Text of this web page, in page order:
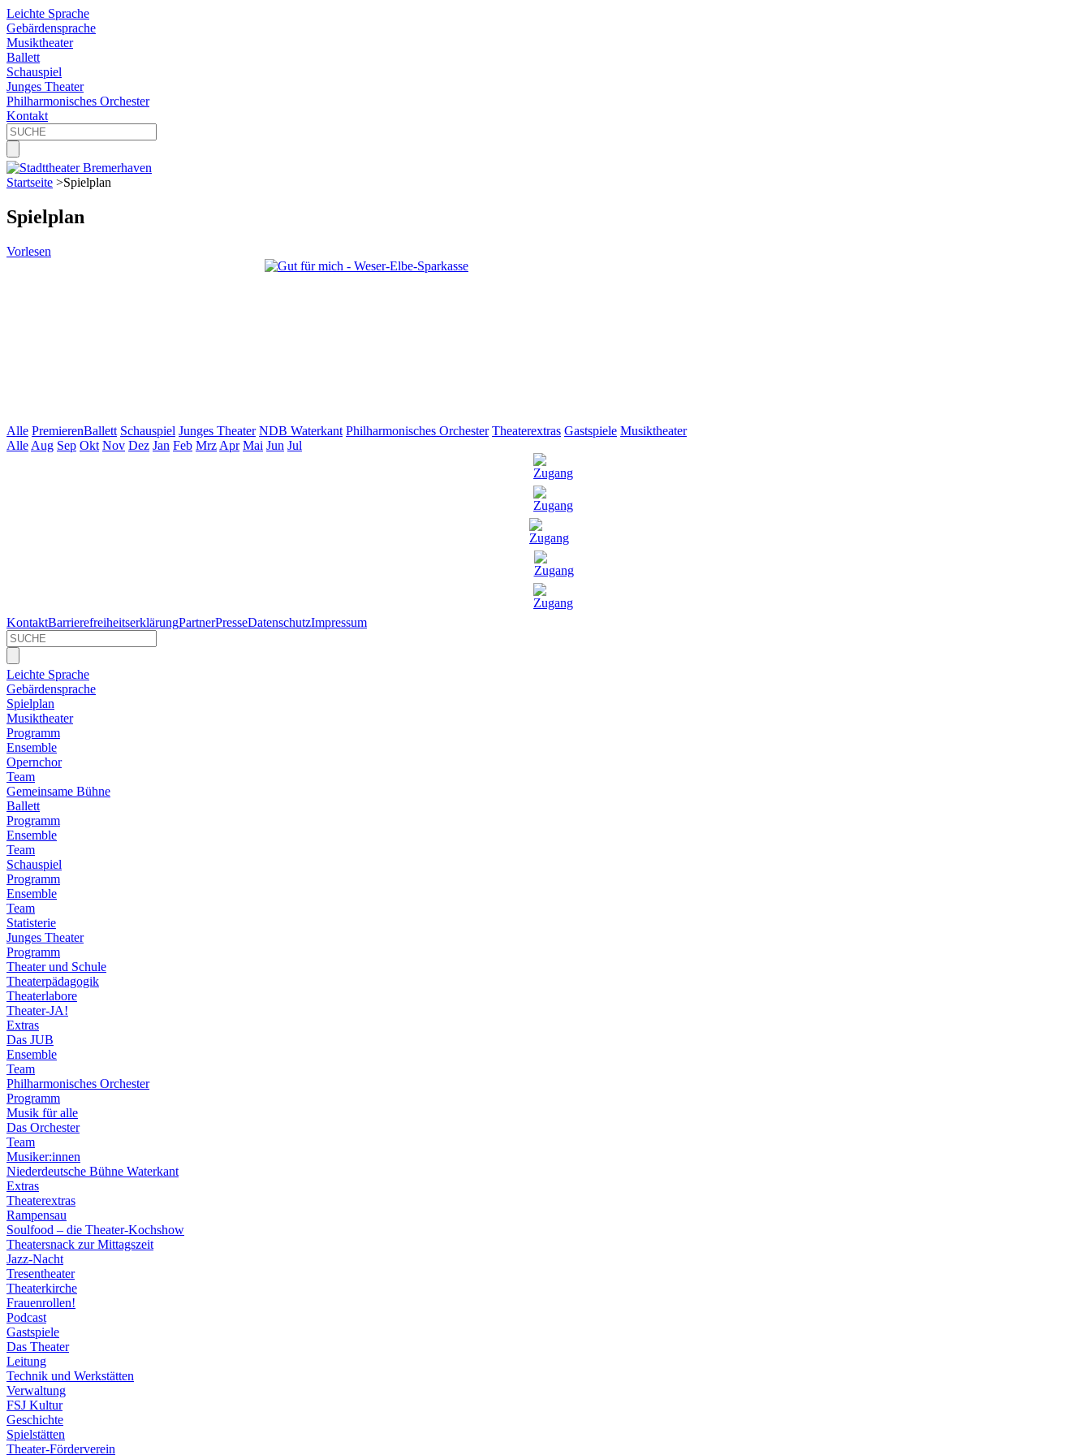
Leichte Sprache
Gebärdensprache
Musiktheater
Ballett
Schauspiel
Junges Theater
Philharmonisches Orchester
Kontakt
Startseite >Spielplan
Spielplan
Vorlesen
Alle PremierenBallett Schauspiel Junges Theater NDB Waterkant Philharmonisches Orchester Theaterextras Gastspiele Musiktheater
Alle Aug Sep Okt Nov Dez Jan Feb Mrz Apr Mai Jun Jul
KontaktBarrierefreiheitserklärungPartnerPresseDatenschutzImpressum
Leichte Sprache
Gebärdensprache
Spielplan
Musiktheater
Programm
Ensemble
Opernchor
Team
Gemeinsame Bühne
Ballett
Programm
Ensemble
Team
Schauspiel
Programm
Ensemble
Team
Statisterie
Junges Theater
Programm
Theater und Schule
Theaterpädagogik
Theaterlabore
Theater-JA!
Extras
Das JUB
Ensemble
Team
Philharmonisches Orchester
Programm
Musik für alle
Das Orchester
Team
Musiker:innen
Niederdeutsche Bühne Waterkant
Extras
Theaterextras
Rampensau
Soulfood – die Theater-Kochshow
Theatersnack zur Mittagszeit
Jazz-Nacht
Tresentheater
Theaterkirche
Frauenrollen!
Podcast
Gastspiele
Das Theater
Leitung
Technik und Werkstätten
Verwaltung
FSJ Kultur
Geschichte
Spielstätten
Theater-Förderverein